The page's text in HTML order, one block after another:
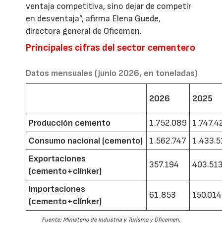
ventaja competitiva, sino dejar de competir
en desventaja”, afirma Elena Guede,
directora general de Oficemen.
Principales cifras del sector cementero
Datos mensuales (junio 2026, en toneladas)
2026 2025
Producción cemento 1.752.089
Consumo nacional (cemento)
1.562.747
Exportaciones
(cemento+clínker)
357.194
Importaciones
(cemento+clínker)
61.853 150.014
Fuente: Ministerio de Industria y Turismo y Oficemen.